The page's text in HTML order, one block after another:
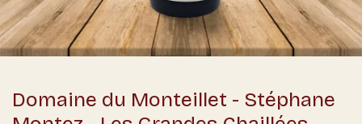
Domaine du Monteillet - Stéphane